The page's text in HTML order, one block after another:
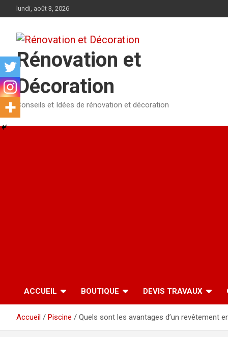
au
lundi, août 3, 2026
Rénovation et
Décoration
Conseils et Idées de rénovation et décoration
ACCUEIL BOUTIQUE DEVIS TRAVAUX
Accueil Piscine Quels sont les avantages d’un revêtement